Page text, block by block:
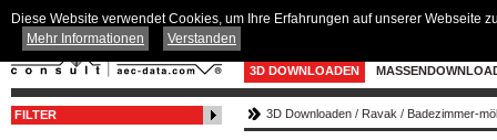
3D DOWNLOADEN
FILTER 3D Downloaden / Ravak / Badezimmer-
Diese Website verwendet Cookies, um Ihre Erfahrungen auf unserer Webseite
Mehr Informationen
Verstanden